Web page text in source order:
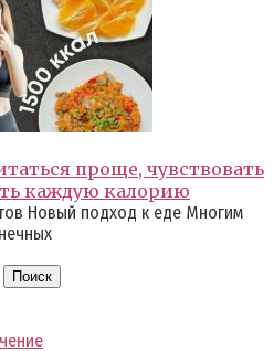
проще, чувствовать
каждую калорию
Новый подход к еде Многим
Поиск